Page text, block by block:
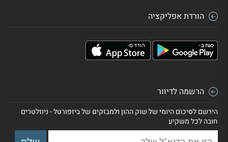
הורדת אפליקציה
הרשמה לדיוור
הירשם לסיכום היומי של שוק ההון ולמבזקים של ביזפורטל - ניוזלטרים
חובה לכל משקיע